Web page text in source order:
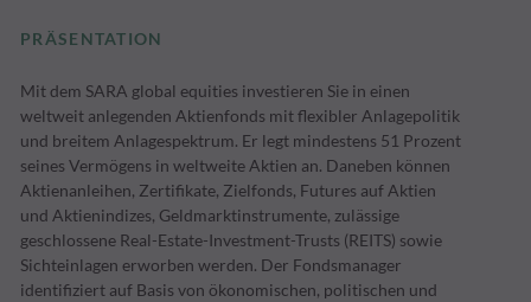
PRÄSENTATION
Mit dem SARA global equities investieren Sie in einen
weltweit anlegenden Aktienfonds mit flexibler Anlagepolitik
und breitem Anlagespektrum. Er legt mindestens 51 Prozent
seines Vermögens in weltweite Aktien an. Daneben können
Aktienanleihen, Zertifikate, Zielfonds, Futures auf Aktien
und Aktienindizes, Geldmarktinstrumente, zulässige
geschlossene Real-Estate-Investment-Trusts (REITS) sowie
Sichteinlagen erworben werden. Der Fondsmanager
identifiziert auf Basis von ökonomischen, politischen und